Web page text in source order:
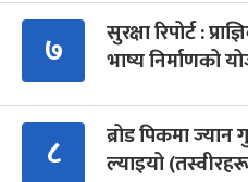
७
सुरक्षा रिपोर्ट :
भाष्य निर्माणको
८
ब्रोड पिकमा
ल्याइयो